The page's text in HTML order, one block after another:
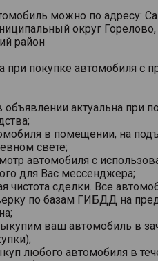
можно по адресу:
округ Горелово,
район
при покупке автомобиля с
актуальна при
в помещении, на
свете;
автомобиля с
для Вас мессенджера;
чистота сделки. Все
по базам ГИБДД на
ваш автомобиль в
любого автомобиля в